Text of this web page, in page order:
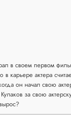
в своем первом
карьере актера
он начал свою
за свою